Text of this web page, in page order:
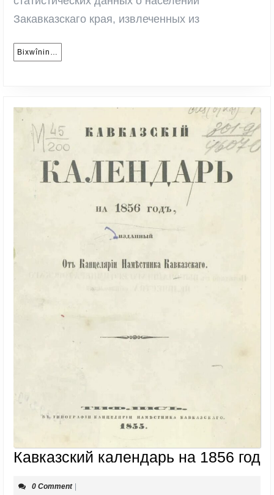
Закавказскаго края, извлеченных из
Bixwînin…
Кавказский календарь на 1856 год
0 Comment |